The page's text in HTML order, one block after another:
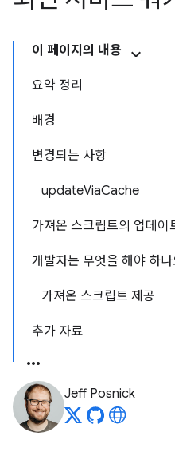
이 페이지의 내용
요약 정리
배경
변경되는 사항
updateViaCache
가져온 스크립트의 업데이
개발자는 무엇을 해야 하나
가져온 스크립트 제공
추가 자료
Jeff Posnick